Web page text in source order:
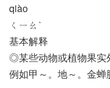
qiào
ㄑㄧㄠˋ
基本解释
◎某些动物或植物果实
例如甲～。地～。金蝉